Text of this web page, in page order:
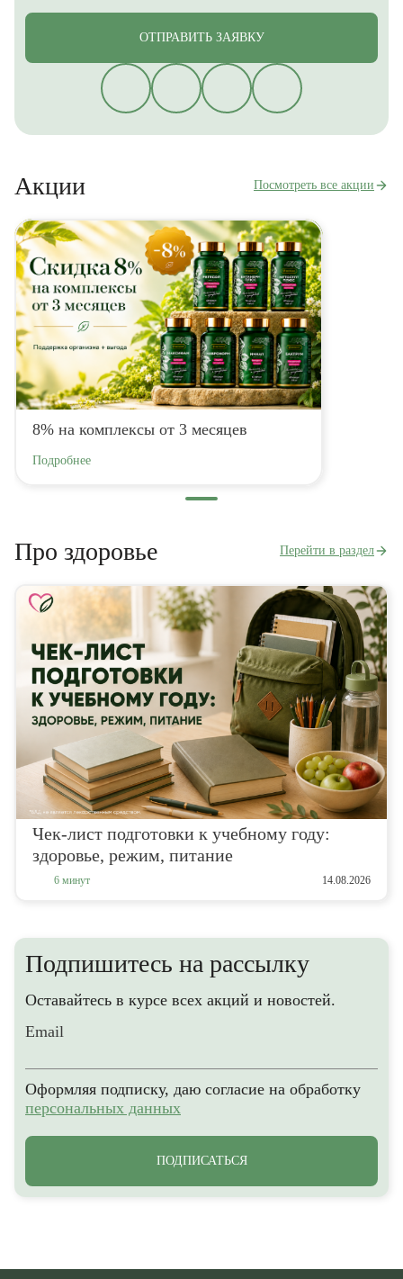
ОТПРАВИТЬ ЗАЯВКУ
Акции Посмотреть все акции
8% на комплексы от 3 месяцев
Подробнее
Про здоровье Перейти в раздел
Чек-лист подготовки к учебному году:
здоровье, режим, питание
6 минут 14.08.2026
Подпишитесь на рассылку
Оставайтесь в курсе всех акций и новостей.
Email
Оформляя подписку, даю согласие на обработку
персональных данных
ПОДПИСАТЬСЯ